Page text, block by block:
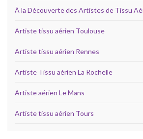
À la Découverte des Artistes de Tissu
Artiste tissu aérien Toulouse
Artiste tissu aérien Rennes
Artiste Tissu aérien La Rochelle
Artiste aérien Le Mans
Artiste tissu aérien Tours